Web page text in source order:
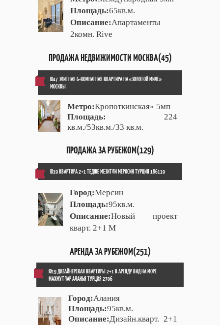
Площадь:65кв.м.
Описание:Апартаменты
2комн. Rive
ПРОДАЖА НЕДВИЖИМОСТИ МОСКВА(45)
ID47 ЭЛИТНАЯ 6-КОМНАТНАЯ КВАРТИРА НА «ЗОЛОТОЙ МИЛЕ»
МОСКВЫ
Метро:Кропоткинская» 5мп
Площадь:
224
кв.м./53кв.м./33 кв.м.
ПРОДАЖА ЗА РУБЕЖОМ(129)
ID19 КВАРТИРА 2+1 ТЕДЖЕ МЕЗИТЛИ МЕРОСИН ТУРЦИЯ 186119
Город:Мерсин
Площадь:95кв.м.
Описание:Новый проект
кварт. 2+1 М
АРЕНДА ЗА РУБЕЖОМ(251)
ID19 ДИЗАЙНЕРСКАЯ КВАРТИРЫ 2+1 В АРЕНДУ ВИД НА МОРЕ
МАХМУТЛАР АЛАНЬЯ ТУРЦИЯ 2706
Город:Алания
Площадь:95кв.м.
Описание: Дизайн.кварт. 2+1